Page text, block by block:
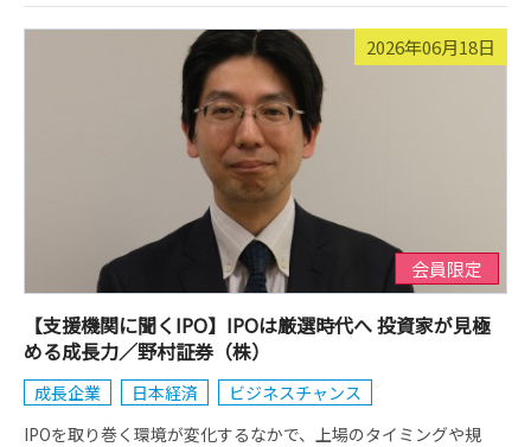
2026年06月18日
会員限定
【支援機関に聞くIPO】IPOは厳選時代へ 投資家が見極
める成長力／野村証券（株）
成長企業 日本経済
ビジネスチャンス
IPOを取り巻く環境が変化するなかで、上場のタイミングや規